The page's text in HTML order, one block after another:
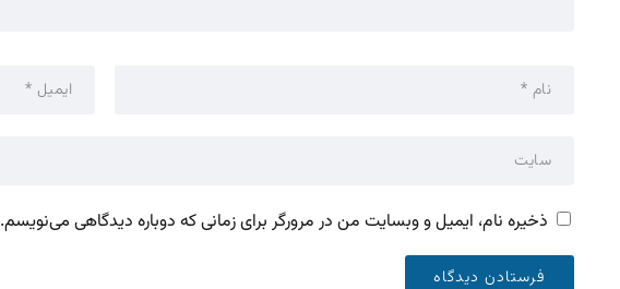
ذخیره نام، ایمیل و وبسایت من در مرورگر برای زمانی که دوباره دیدگاهی می‌نویسم.